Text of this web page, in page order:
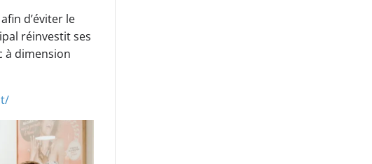
d’éviter le
réinvestit ses
à dimension